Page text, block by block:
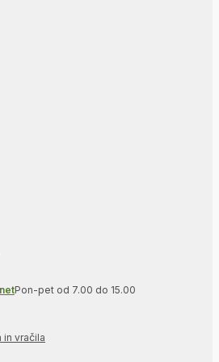
Pon-pet od 7.00 do 15.00
in vračila